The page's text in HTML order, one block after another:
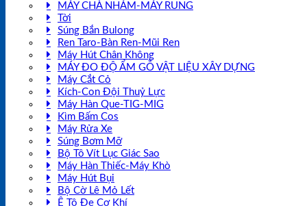
MÁY CHÀ NHÁM-MÁY RUNG
Tời
Súng Bắn Bulong
Ren Taro-Bàn Ren-Mũi Ren
Máy Hút Chân Không
MÁY ĐO ĐỘ ẨM GỖ VẬT LIỆU XÂY DỰNG
Máy Cắt Cỏ
Kích-Con Đội Thuỷ Lực
Máy Hàn Que-TIG-MIG
Kìm Bấm Cos
Máy Rửa Xe
Súng Bơm Mỡ
Bộ Tô Vít Lục Giác Sao
Máy Hàn Thiếc-Máy Khò
Máy Hút Bụi
Bộ Cờ Lê Mỏ Lết
Ê Tô Đe Cơ Khí